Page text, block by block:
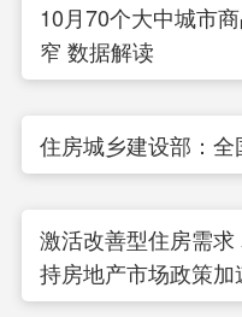
10月70个大中城市
窄 数据解读
住房城乡建设部：
激活改善型住房需
持房地产市场政策加